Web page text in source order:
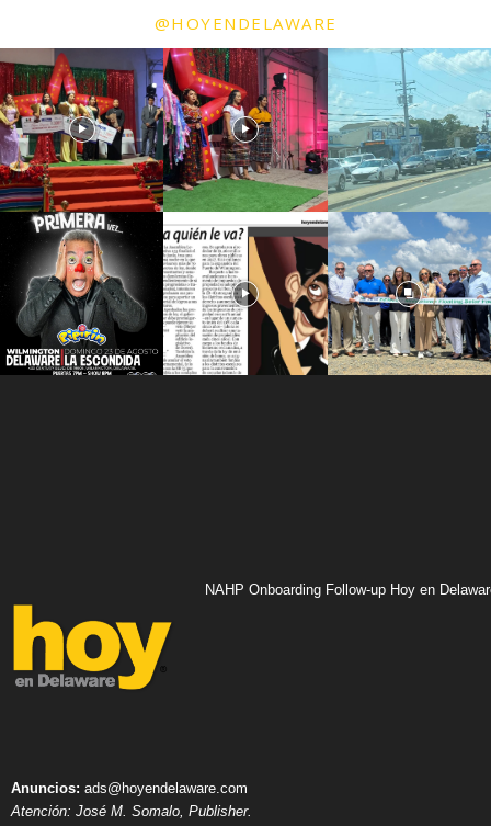
@HOYENDELAWARE
NAHP Onboarding Follow-up Hoy en
Anuncios: ads@hoyendelaware.com
Atención: José M. Somalo, Publisher.